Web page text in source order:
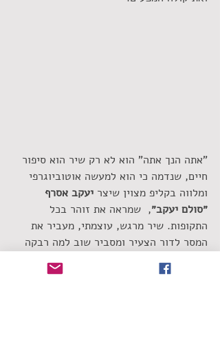
"אתה הנך אתה" הוא לא רק שיר הוא סיפור
חיים, שנדמה כי הוא למעשה אוטוביוגרפי
ומלווה בקליפ מצוין שיצר יעקב אסרף
״סולם יעקב״,  שמראה את זוהר בכל
התקופות. שיר מרגש, עוצמתי, מעביר את
המסר לדור הצעיר ומסביר שוב למה רבקה
זוהר היא אחת הזמרות הטובות שיש לנו.